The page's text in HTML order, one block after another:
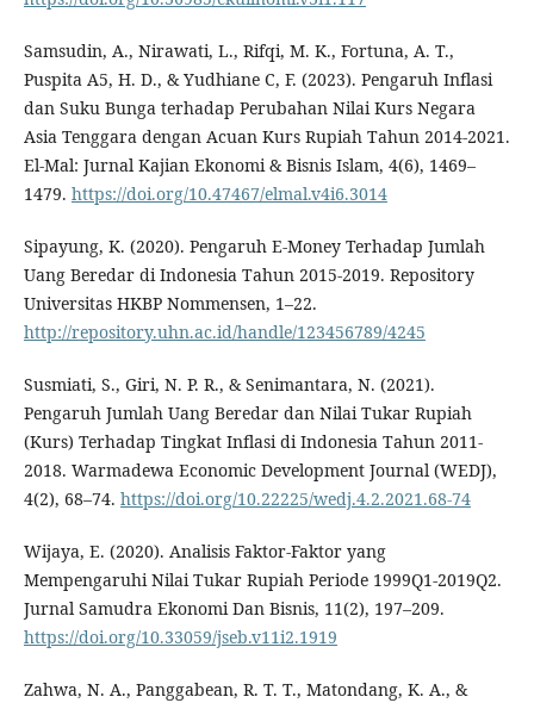
Samsudin, A., Nirawati, L., Rifqi, M. K., Fortuna, A. T.,
Puspita A5, H. D., & Yudhiane C, F. (2023). Pengaruh Inflasi
dan Suku Bunga terhadap Perubahan Nilai Kurs Negara
Asia Tenggara dengan Acuan Kurs Rupiah Tahun 2014-2021.
El-Mal: Jurnal Kajian Ekonomi & Bisnis Islam, 4(6), 1469–
1479. https://doi.org/10.47467/elmal.v4i6.3014
Sipayung, K. (2020). Pengaruh E-Money Terhadap Jumlah
Uang Beredar di Indonesia Tahun 2015-2019. Repository
Universitas HKBP Nommensen, 1–22.
http://repository.uhn.ac.id/handle/123456789/4245
Susmiati, S., Giri, N. P. R., & Senimantara, N. (2021).
Pengaruh Jumlah Uang Beredar dan Nilai Tukar Rupiah
(Kurs) Terhadap Tingkat Inflasi di Indonesia Tahun 2011-
2018. Warmadewa Economic Development Journal (WEDJ),
4(2), 68–74. https://doi.org/10.22225/wedj.4.2.2021.68-74
Wijaya, E. (2020). Analisis Faktor-Faktor yang
Mempengaruhi Nilai Tukar Rupiah Periode 1999Q1-2019Q2.
Jurnal Samudra Ekonomi Dan Bisnis, 11(2), 197–209.
https://doi.org/10.33059/jseb.v11i2.1919
Zahwa, N. A., Panggabean, R. T. T., Matondang, K. A., &